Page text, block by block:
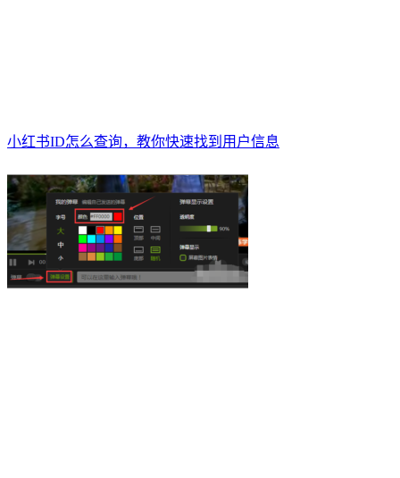
小红书ID怎么查询，教你快速找到用户信息